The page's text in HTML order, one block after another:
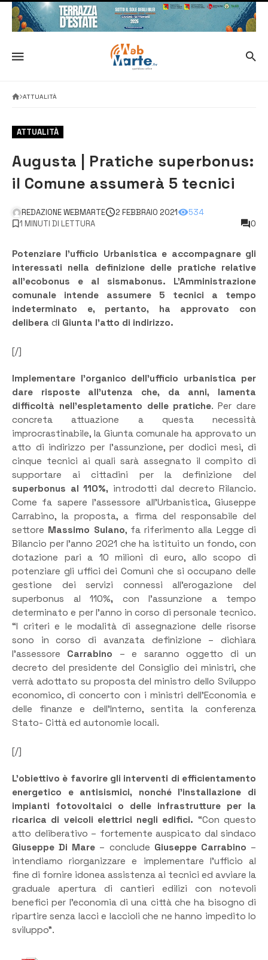
ATTUALITÀ
ATTUALITÀ
Augusta | Pratiche superbonus:
il Comune assumerà 5 tecnici
REDAZIONE WEBMARTE 2 FEBBRAIO 2021
534
1 MINUTI DI LETTURA
0
Potenziare l’ufficio Urbanistica e accompagnare gli
interessati nella definizione delle pratiche relative
all’ecobonus e al sismabonus. L’Amministrazione
comunale intende assumere 5 tecnici a tempo
indeterminato e, pertanto, ha approvato con
delibera di Giunta l’atto di indirizzo.
[/]
Implementare l’organico dell’ufficio urbanistica per
dare risposte all’utenza che, da anni, lamenta
difficoltà nell’espletamento delle pratiche. Per dare
concreta attuazione a questa necessità
improcrastinabile, la Giunta comunale ha approvato un
atto di indirizzo per l’assunzione, per dodici mesi, di
cinque tecnici ai quali sarà assegnato il compito di
supportare ai cittadini per la definizione del
superbonus al 110%, introdotti dal decreto Rilancio.
Come fa sapere l’assessore all’Urbanistica, Giuseppe
Carrabino, la proposta, a firma del responsabile del
settore Massimo Sulano, fa riferimento alla Legge di
Bilancio per l’anno 2021 che ha istituito un fondo, con
dotazione pari a 10 milioni di euro, allo scopo di
potenziare gli uffici dei Comuni che si occupano delle
gestione dei servizi connessi all’erogazione del
superbonus al 110%, con l’assunzione a tempo
determinato e per l’anno in corso di personale tecnico.
“I criteri e le modalità di assegnazione delle risorse
sono in corso di avanzata definizione – dichiara
l’assessore Carrabino – e saranno oggetto di un
decreto del presidente del Consiglio dei ministri, che
verrà adottato su proposta del ministro dello Sviluppo
economico, di concerto con i ministri dell’Economia e
delle finanze e dell’Interno, sentita la conferenza
Stato- Città ed autonomie locali.
[/]
L’obiettivo è favorire gli interventi di efficientamento
energetico e antisismici, nonché l’installazione di
impianti fotovoltaici o delle infrastrutture per la
ricarica di veicoli elettrici negli edifici. “Con questo
atto deliberativo – fortemente auspicato dal sindaco
Giuseppe Di Mare – conclude Giuseppe Carrabino –
intendiamo riorganizzare e implementare l’ufficio al
fine di fornire idonea assistenza ai tecnici ed avviare la
graduale apertura di cantieri edilizi con notevoli
benefici per l’economia di una città che ha bisogno di
ripartire senza lacci e laccioli che ne hanno impedito lo
sviluppo”.